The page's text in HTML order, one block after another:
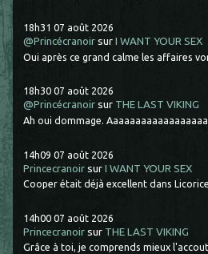
18h31 07 août 2026
@Princécranoir surI WANT YOUR SEX
Oui après ce grand calme les affaires
18h30 07 août 2026
@Princécranoir sur THE LAST VIKING
Ah oui dommage.
14h09 07 août 2026
Princecranoir surI WANT YOUR SEX
Cooper était déjà excellent dans
14h00 07 août 2026
Princecranoir sur THE LAST VIKING
Grâce à toi, je comprends mieux